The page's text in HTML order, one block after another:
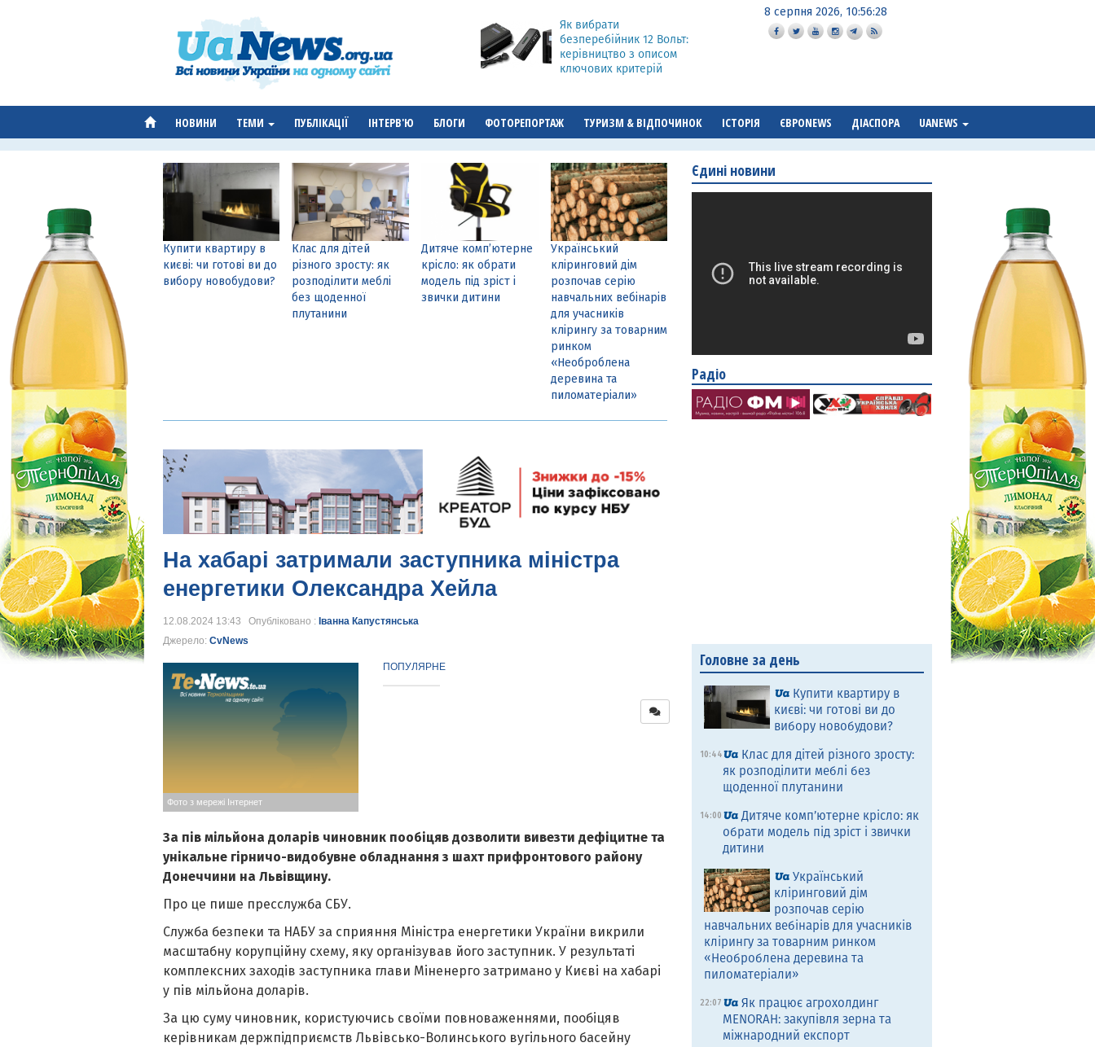
Як вибрати
безперебійник 12 Вольт:
керівництво з описом
ключових критерій
8 серпня 2026, 10:56:29
НОВИНИ ТЕМИ ПУБЛІКАЦІЇ ІНТЕРВ'Ю БЛОГИ ФОТОРЕПОРТАЖ ТУРИЗМ & ВІДПОЧИНОК ІСТОРІЯ ЄВРОNEWS ДІАСПОРА UANEWS
Купити квартиру в
києві: чи готові ви до
вибору новобудови?
Клас для дітей
різного зросту: як
розподілити меблі
без щоденної
плутанини
Дитяче комп’ютерне
крісло: як обрати
модель під зріст і
звички дитини
Український
кліринговий дім
розпочав серію
навчальних вебінарів
для учасників
клірингу за товарним
ринком
«Необроблена
деревина та
пиломатеріали»
На хабарі затримали заступника міністра
енергетики Олександра Хейла
12.08.2024 13:43 Опубліковано : Іванна Капустянська
Джерело: CvNews
Фото з мережі Інтернет
ПОПУЛЯРНЕ
За пів мільйона доларів чиновник пообіцяв дозволити вивезти дефіцитне та
унікальне гірничо-видобувне обладнання з шахт прифронтового району
Донеччини на Львівщину.
Про це пише пресслужба СБУ.
Служба безпеки та НАБУ за сприяння Міністра енергетики України викрили
масштабну корупційну схему, яку організував його заступник. У результаті
комплексних заходів заступника глави Міненерго затримано у Києві на хабарі
у пів мільйона доларів.
За цю суму чиновник, користуючись своїми повноваженнями, пообіцяв
керівникам держпідприємств Львівсько-Волинського вугільного басейну
Єдині новини
Радіо
Головне за день
Купити квартиру в
києві: чи готові ви до
вибору новобудови?
10:44
Клас для дітей різного зросту:
як розподілити меблі без
щоденної плутанини
14:00
Дитяче комп’ютерне крісло: як
обрати модель під зріст і звички
дитини
Український
кліринговий дім
розпочав серію
навчальних вебінарів для учасників
клірингу за товарним ринком
«Необроблена деревина та
пиломатеріали»
22:07
Як працює агрохолдинг
MENORAH: закупівля зерна та
міжнародний експорт